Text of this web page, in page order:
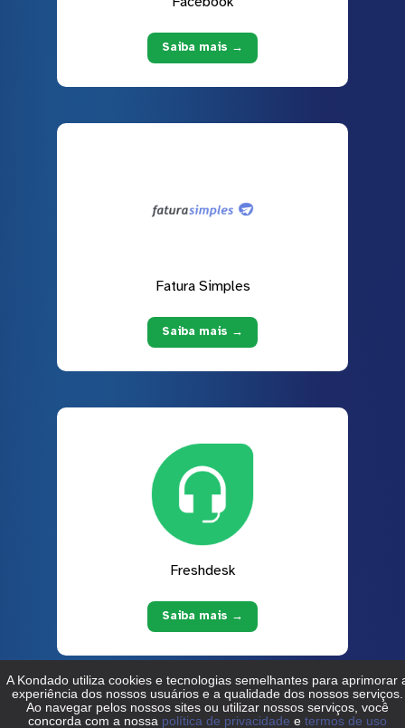
Saiba mais →
Fatura Simples
Saiba mais →
Freshdesk
Saiba mais →